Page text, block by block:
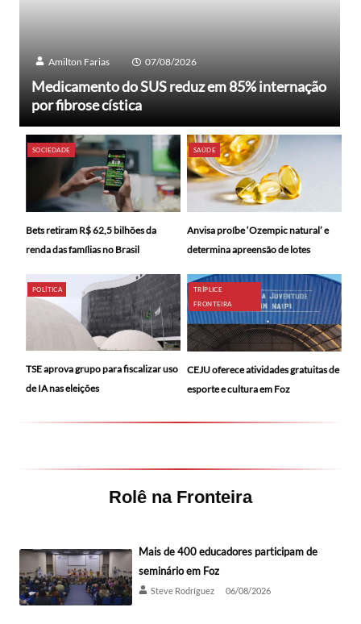
Amilton Farias 07/08/2026
Medicamento do SUS reduz em 85% internação
por fibrose cística
SOCIEDADE
Bets retiram R$ 62,5 bilhões da
renda das famílias no Brasil
SAÚDE
Anvisa proíbe ‘Ozempic natural’ e
determina apreensão de lotes
POLÍTICA
TSE aprova grupo para fiscalizar uso
de IA nas eleições
TRÍPLICE
FRONTEIRA
CEJU oferece atividades gratuitas de
esporte e cultura em Foz
Rolê na Fronteira
Mais de 400 educadores participam de
seminário em Foz
Steve Rodríguez 06/08/2026